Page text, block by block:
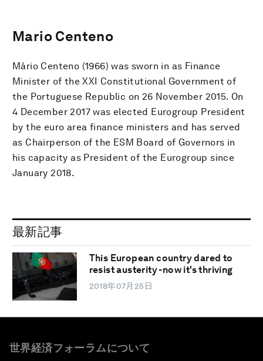
Mario Centeno
Mário Centeno (1966) was sworn in as Finance
Minister of the XXI Constitutional Government of
the Portuguese Republic on 26 November 2015. On
4 December 2017 was elected Eurogroup President
by the euro area finance ministers and has served
as Chairperson of the ESM Board of Governors in
his capacity as President of the Eurogroup since
January 2018.
最新記事
This European country dared to
resist austerity -now it's thriving
2018年07月25日
世界経済フォーラムについて